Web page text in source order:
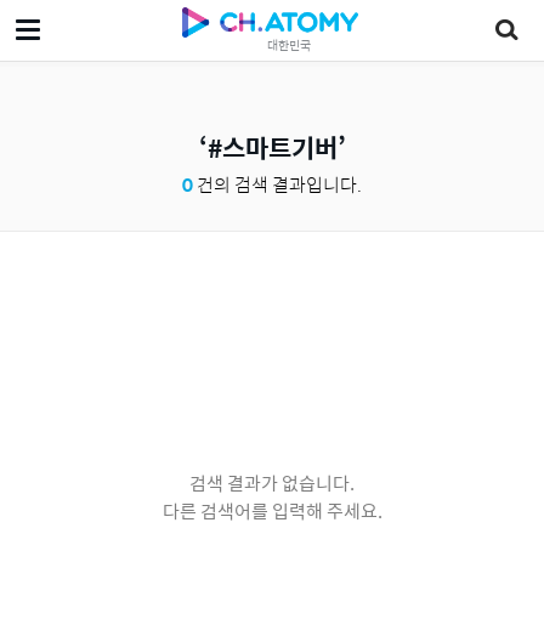
대한민국
#스마트기버
0건의 검색 결과입니다.
검색 결과가 없습니다.
다른 검색어를 입력해 주세요.